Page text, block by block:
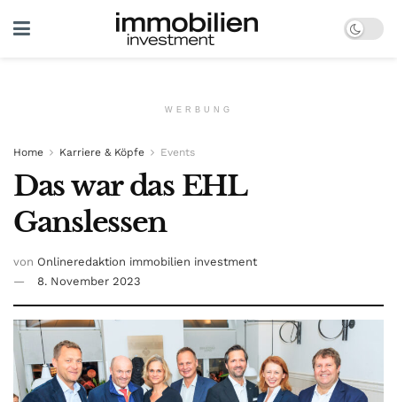
WERBUNG
Home Karriere & Köpfe Events
Das war das EHL
Ganslessen
von Onlineredaktion immobilien investment
8. November 2023